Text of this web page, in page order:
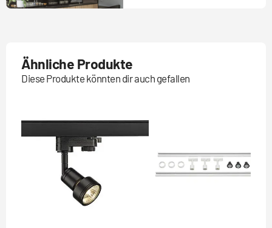
Ähnliche Produkte
Diese Produkte könnten dir auch gefallen